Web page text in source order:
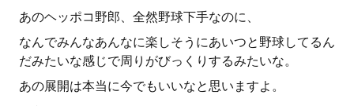
あのヘッポコ野郎、全然野球下手なのに、
なんでみんなあんなに楽しそうにあいつと野球してるん
だみたいな感じで周りがびっくりするみたいな。
あの展開は本当に今でもいいなと思いますよ。